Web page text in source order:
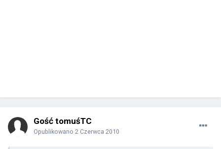
Gość tomuśTC
Opublikowano 2 Czerwca 2010